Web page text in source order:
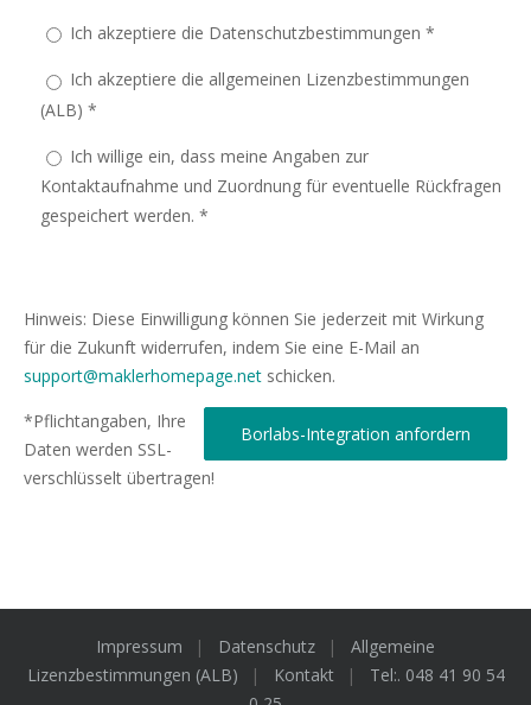
Ich akzeptiere die Datenschutzbestimmungen *
Ich akzeptiere die allgemeinen Lizenzbestimmungen
(ALB) *
Ich willige ein, dass meine Angaben zur
Kontaktaufnahme und Zuordnung für eventuelle Rückfragen
gespeichert werden. *
Hinweis: Diese Einwilligung können Sie jederzeit mit Wirkung
für die Zukunft widerrufen, indem Sie eine E-Mail an
support@maklerhomepage.net schicken.
*Pflichtangaben, Ihre
Daten werden SSL-
verschlüsselt übertragen!
Impressum Datenschutz
Allgemeine
Lizenzbestimmungen (ALB)
Kontakt
Tel:. 048 41 90 54